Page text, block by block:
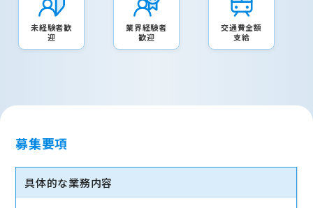
未経験者歓
迎
業界経験者
歓迎
交通費全額
支給
募集要項
具体的な業務内容